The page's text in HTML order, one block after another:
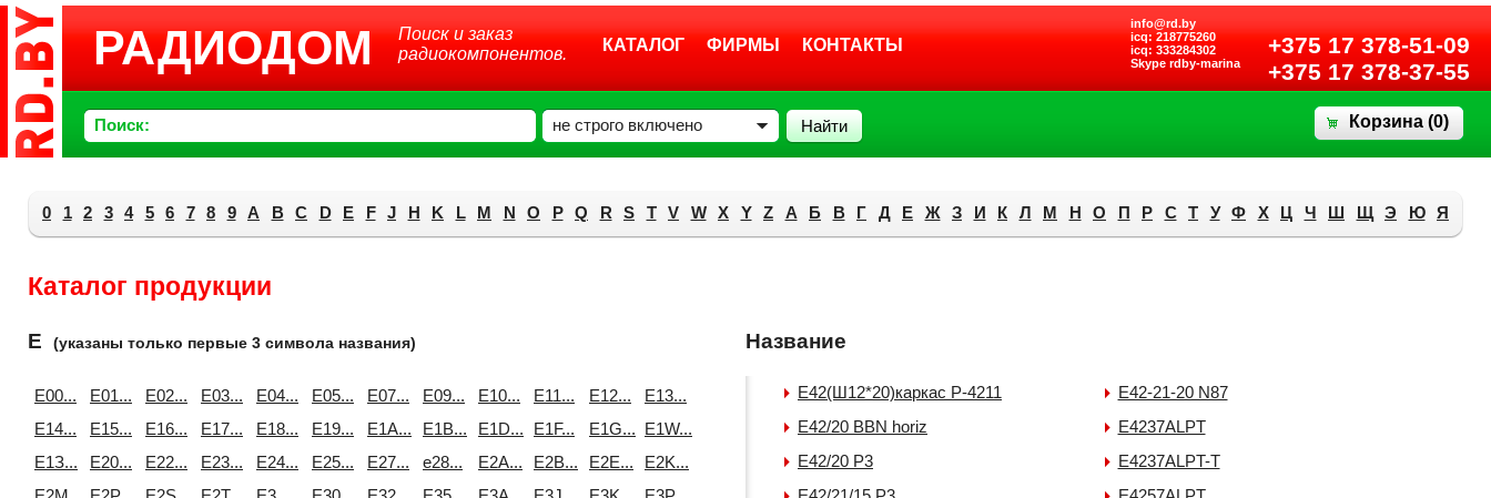
РАДИОДОМ
Поиск и заказ
радиокомпонентов.
КАТАЛОГ ФИРМЫ КОНТАКТЫ
+375 17 378-51-09
+375 17 378-37-55
info@rd.by
icq: 218775260
icq: 333284302
Skype rdby-marina
Поиск: не строго включено Корзина (0)
0 1 2 3 4 5 6 7 8 9 A B C D E F J H K L M N O P Q R S T V W X Y Z А Б В Г Д E Ж З И К Л М Н О П Р С Т У Ф Х Ц Ч Ш Щ Э Ю Я
Каталог продукции
E (указаны только первые 3 символа названия)
E00... E01... E02... E03... E04... E05... E07... E09... E10... E11... E12...
E13...
E14...
E15... E16... E17... E18... E19... E1A... E1B... E1D... E1F... E1G... E1W...
E1З...
E20... E22... E23... E24... E25... E27... e28... E2A... E2B... E2E...
E2K...
Название
E42(Ш12*20)каркас P-4211
E42/20 BBN horiz
E42/20 P3
E42-21-20 N87
E4237ALPT
E4237ALPT-T